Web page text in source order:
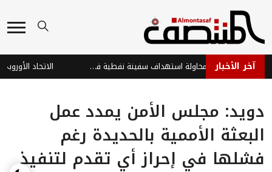
آخر الأخبار استشهاد صياد جراء محاولة استهداف سفينة نفطية في البحر الأحمر
دويد: مجلس الأمن يمدد عمل
البعثة الأممية بالحديدة رغم
فشلها في إحراز أي تقدم لتنفيذ